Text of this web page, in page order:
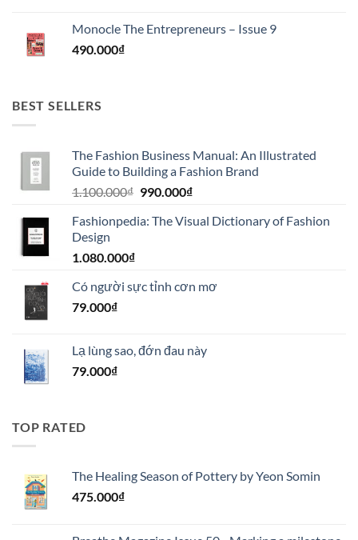
Monocle The Entrepreneurs – Issue 9
490.000₫
BEST SELLERS
The Fashion Business Manual: An Illustrated
Guide to Building a Fashion Brand
1.100.000₫ Giá
là:
990.000₫Giá
tại
Fashionpedia: The Visual Dictionary of Fashion
Design
1.080.000₫
Có người sực tỉnh cơn mơ
79.000₫
Lạ lùng sao, đớn đau này
79.000₫
TOP RATED
The Healing Season of Pottery by Yeon Somin
475.000₫